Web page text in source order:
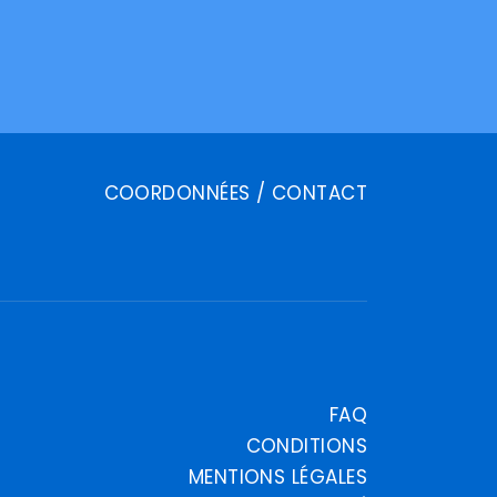
COORDONNÉES / CONTACT
FAQ
CONDITIONS
MENTIONS LÉGALES